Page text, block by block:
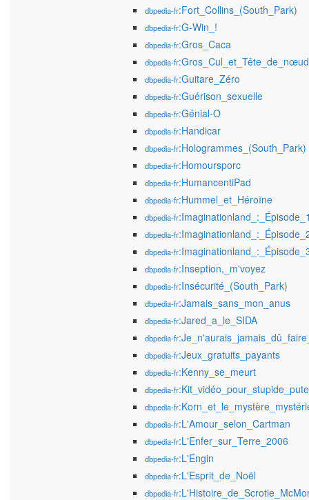
dbpedia-fr:Fort_Collins_(South_Park)
dbpedia-fr:G-Win_!
dbpedia-fr:Gros_Caca
dbpedia-fr:Gros_Cul_et_Tête_de_nœud
dbpedia-fr:Guitare_Zéro
dbpedia-fr:Guérison_sexuelle
dbpedia-fr:Génial-O
dbpedia-fr:Handicar
dbpedia-fr:Hologrammes_(South_Park)
dbpedia-fr:Homoursporc
dbpedia-fr:HumancentiPad
dbpedia-fr:Hummel_et_Héroïne
dbpedia-fr
dbpedia-fr
dbpedia-fr
dbpedia-fr:Inseption,_m'voyez
dbpedia-fr:Insécurité_(South_Park)
dbpedia-fr:Jamais_sans_mon_anus
dbpedia-fr:Jared_a_le_SIDA
dbpedia-fr
dbpedia-fr:Jeux_gratuits_payants
dbpedia-fr:Kenny_se_meurt
dbpedia-fr
dbpedia-fr
dbpedia-fr:L'Amour_selon_Cartman
dbpedia-fr:L'Enfer_sur_Terre_2006
dbpedia-fr:L'Engin
dbpedia-fr:L'Esprit_de_Noël
dbpedia-fr